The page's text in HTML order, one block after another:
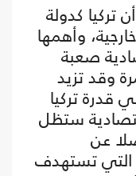
تركيا كدولة
وأهمها
صعبة
وقد تزيد
قدرة تركيا
ستظل
عن
التي تستهدف